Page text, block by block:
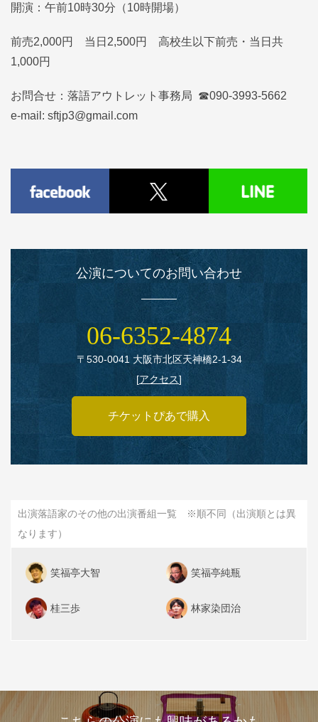
開演：午前10時30分（10時開場）
前売2,000円 当日2,500円 高校生以下前売・当日共
1,000円
お問合せ：落語アウトレット事務局 ☎090-3993-5662
e-mail: sftjp3@gmail.com
公演についてのお問い合わせ
06‑6352‑4874
〒530‑0041 大阪市北区天神橋2‑1‑34
[アクセス]
チケットぴあで購入
出演落語家のその他の出演番組一覧 ※順不同（出演順とは異
なります）
笑福亭大智 笑福亭純瓶
桂三歩 林家染団治